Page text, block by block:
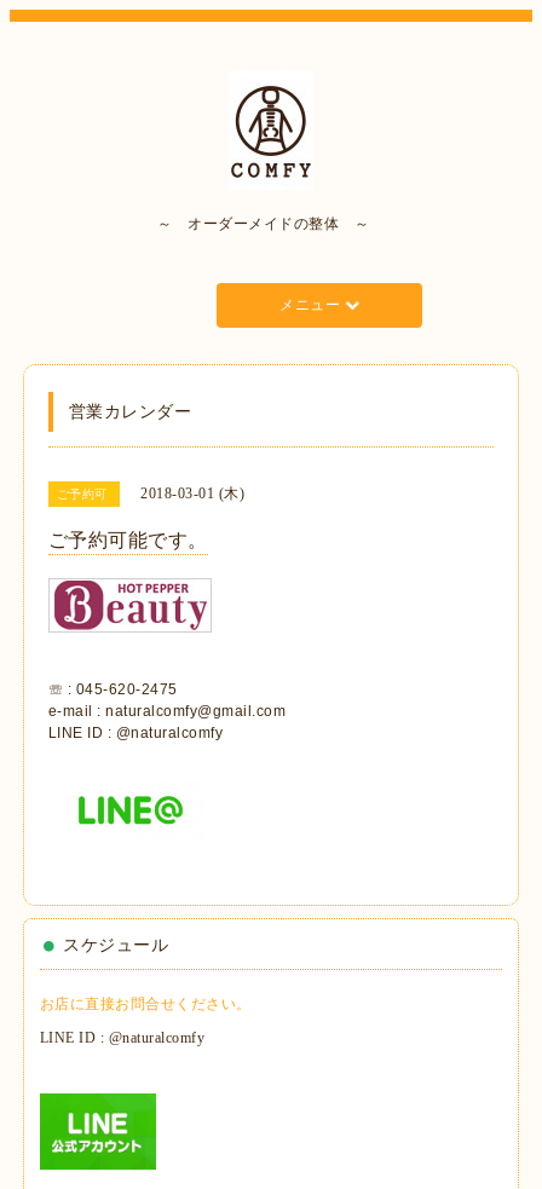
～ オーダーメイドの整体 ～
メニュー
営業カレンダー
ご予約可 2018-03-01 (木)
ご予約可能です。
☏ : 045-620-2475
e-mail : naturalcomfy@gmail.com
LINE ID : @naturalcomfy
スケジュール
お店に直接お問合せください。
LINE ID : @naturalcomfy